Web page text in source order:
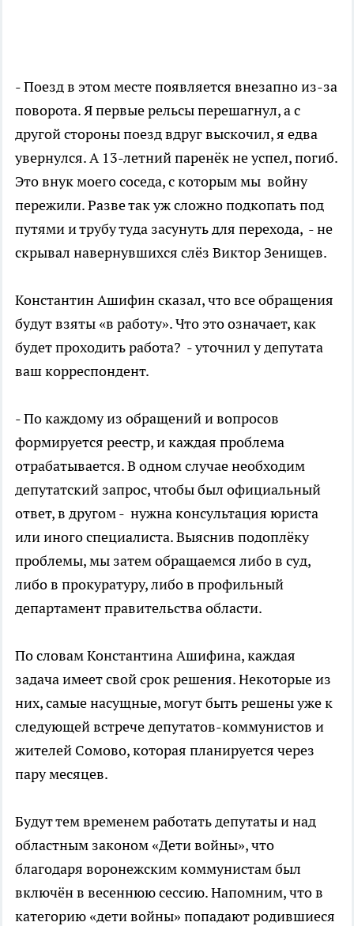
- Поезд в этом месте появляется внезапно из-за
поворота. Я первые рельсы перешагнул, а с
другой стороны поезд вдруг выскочил, я едва
увернулся. А 13-летний паренёк не успел, погиб.
Это внук моего соседа, с которым мы войну
пережили. Разве так уж сложно подкопать под
путями и трубу туда засунуть для перехода, - не
скрывал навернувшихся слёз Виктор Зенищев.
Константин Ашифин сказал, что все обращения
будут взяты «в работу». Что это означает, как
будет проходить работа? - уточнил у депутата
ваш корреспондент.
- По каждому из обращений и вопросов
формируется реестр, и каждая проблема
отрабатывается. В одном случае необходим
депутатский запрос, чтобы был официальный
ответ, в другом - нужна консультация юриста
или иного специалиста. Выяснив подоплёку
проблемы, мы затем обращаемся либо в суд,
либо в прокуратуру, либо в профильный
департамент правительства области.
По словам Константина Ашифина, каждая
задача имеет свой срок решения. Некоторые из
них, самые насущные, могут быть решены уже к
следующей встрече депутатов-коммунистов и
жителей Сомово, которая планируется через
пару месяцев.
Будут тем временем работать депутаты и над
областным законом «Дети войны», что
благодаря воронежским коммунистам был
включён в весеннюю сессию. Напомним, что в
категорию «дети войны» попадают родившиеся